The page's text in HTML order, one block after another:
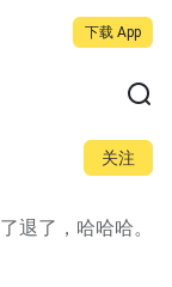
下载 App
DM
关注
退了，哈哈哈。